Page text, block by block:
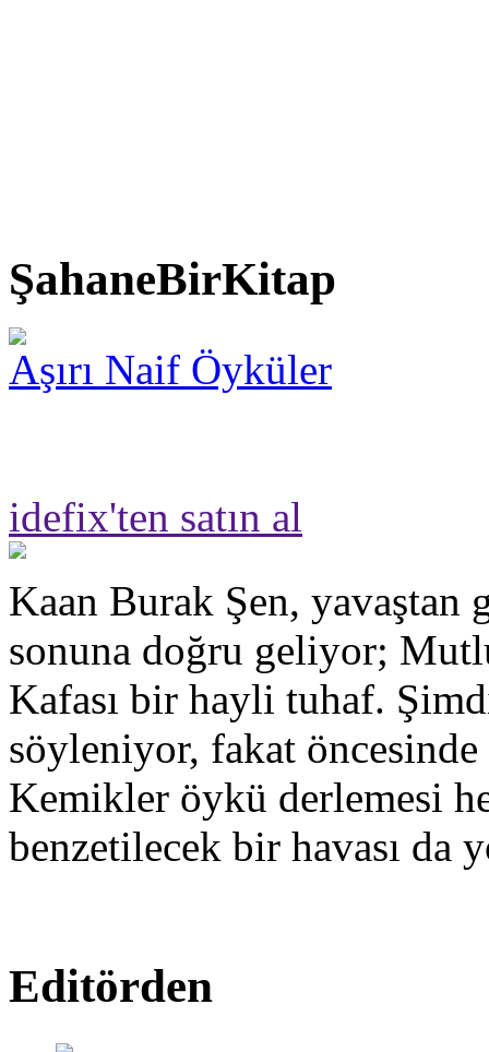
ŞahaneBirKitap
Aşırı Naif Öyküler
idefix'ten satın al
Kaan Burak Şen, yavaştan
sonuna doğru geliyor;
Kafası bir hayli tuhaf.
söyleniyor, fakat
Kemikler öykü derlemesi
benzetilecek bir havası da
Editörden